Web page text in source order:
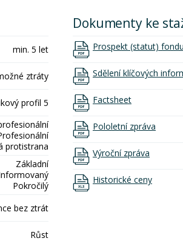
min. 5 let
ztráty
profil 5
protistrana
Základní
Pokročilý
bez ztrát
Růst
Dokumenty ke
Prospekt (statut) fondu
Sdělení klíčových
Factsheet
Pololetní zpráva
Výroční zpráva
Historické ceny